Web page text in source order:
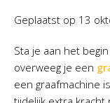
Geplaatst op 13
Sta je aan het
overweeg je een
een graafmachine